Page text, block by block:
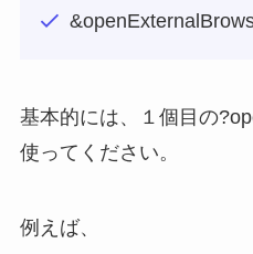
基本的には、１個目の
使ってください。
例えば、